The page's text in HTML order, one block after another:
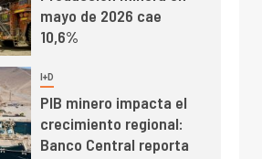
Cochilco: precio del
cobre alcanza
de concentrados
I+D
Estudio revela cómo el
precio del cobre y
educación superior se